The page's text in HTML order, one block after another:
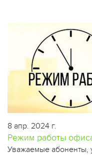
8 апр. 2024 г.
Режим работы
​Уважаемые абоненты,